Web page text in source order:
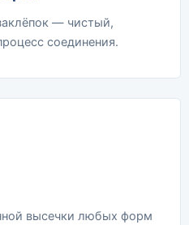
— чистый,
соединения.
высечки любых форм